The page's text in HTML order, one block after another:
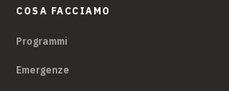
COSA FACCIAMO
Programmi
Emergenze